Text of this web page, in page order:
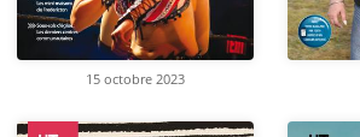
15 octobre 2023